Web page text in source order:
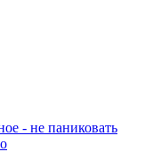
- не паниковать